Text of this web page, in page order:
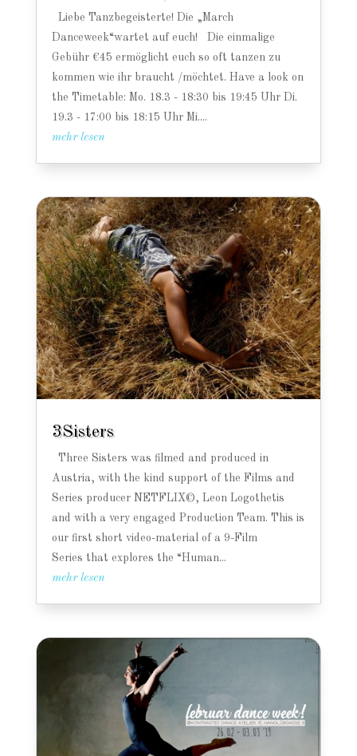
Liebe Tanzbegeisterte! Die „March
Danceweek“wartet auf euch! Die einmalige
Gebühr €45 ermöglicht euch so oft tanzen zu
kommen wie ihr braucht /möchtet. Have a look on
the Timetable: Mo. 18.3 - 18:30 bis 19:45 Uhr Di.
19.3 - 17:00 bis 18:15 Uhr Mi....
mehr lesen
3Sisters
Three Sisters was filmed and produced in
Austria, with the kind support of the Films and
Series producer NETFLIX©, Leon Logothetis
and with a very engaged Production Team. This is
our first short video-material of a 9-Film
Series that explores the “Human...
mehr lesen